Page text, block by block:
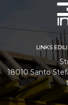
LINKS
18010 Santo